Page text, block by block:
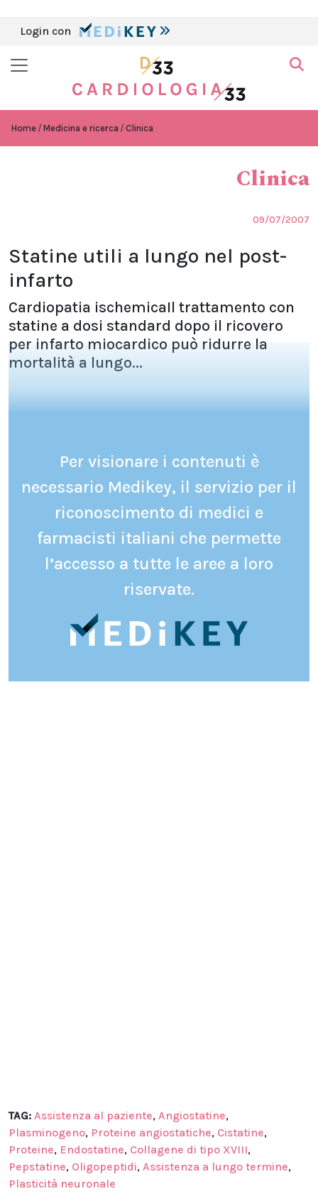
Login con
Home Medicina e ricerca Clinica
Clinica
09/07/2007
Statine utili a lungo nel post-
infarto
Cardiopatia ischemicaIl trattamento con
statine a dosi standard dopo il ricovero
per infarto miocardico può ridurre la
mortalità a lungo...
Per visionare i contenuti è
necessario Medikey, il servizio per il
riconoscimento di medici e
farmacisti italiani che permette
l’accesso a tutte le aree a loro
riservate.
TAG: Assistenza al paziente, Angiostatine,
Plasminogeno, Proteine angiostatiche, Cistatine,
Proteine, Endostatine, Collagene di tipo XVIII,
Pepstatine, Oligopeptidi, Assistenza a lungo termine,
Plasticità neuronale